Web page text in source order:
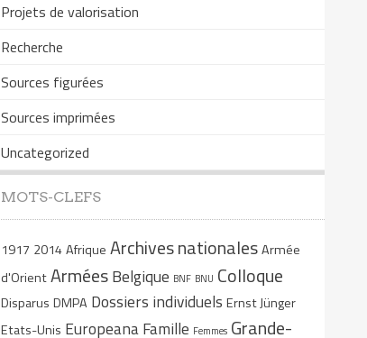
Projets de valorisation
Recherche
Sources figurées
Sources imprimées
Uncategorized
MOTS-CLEFS
1917 2014Afrique Archives nationalesArmée
d'OrientArméesBelgique BNF BNU Colloque
Disparus DMPA Dossiers individuels Ernst Jünger
Etats-Unis EuropeanaFamille Femmes Grande-